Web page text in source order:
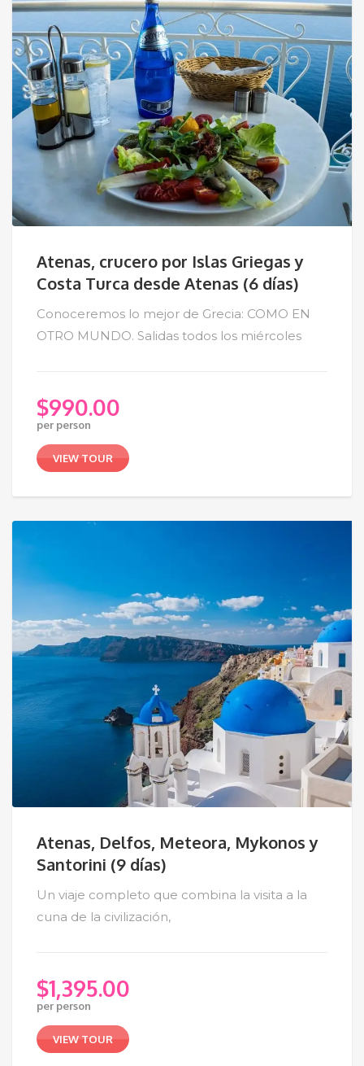
Atenas, crucero por Islas Griegas y
Costa Turca desde Atenas (6 días)
Conoceremos lo mejor de Grecia: COMO EN
OTRO MUNDO. Salidas todos los miércoles
$990.00
per person
VIEW TOUR
Atenas, Delfos, Meteora, Mykonos y
Santorini (9 días)
Un viaje completo que combina la visita a la
cuna de la civilización,
$1,395.00
per person
VIEW TOUR